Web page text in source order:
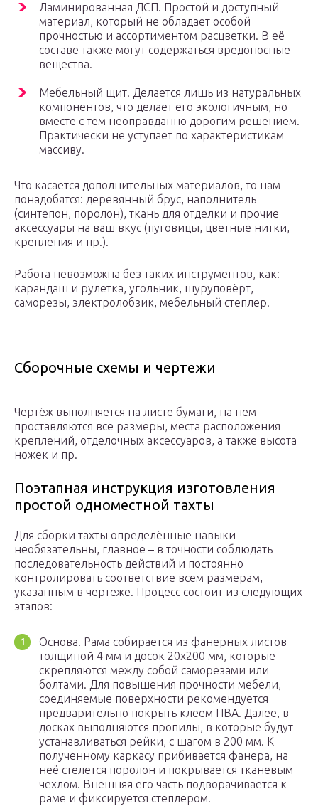
Ламинированная ДСП. Простой и доступный
материал, который не обладает особой
прочностью и ассортиментом расцветки. В её
составе также могут содержаться вредоносные
вещества.
Мебельный щит. Делается лишь из натуральных
компонентов, что делает его экологичным, но
вместе с тем неоправданно дорогим решением.
Практически не уступает по характеристикам
массиву.
Что касается дополнительных материалов, то нам
понадобятся: деревянный брус, наполнитель
(синтепон, поролон), ткань для отделки и прочие
аксессуары на ваш вкус (пуговицы, цветные нитки,
крепления и пр.).
Работа невозможна без таких инструментов, как:
карандаш и рулетка, угольник, шуруповёрт,
саморезы, электролобзик, мебельный степлер.
Сборочные схемы и чертежи
Чертёж выполняется на листе бумаги, на нем
проставляются все размеры, места расположения
креплений, отделочных аксессуаров, а также высота
ножек и пр.
Поэтапная инструкция изготовления
простой одноместной тахты
Для сборки тахты определённые навыки
необязательны, главное – в точности соблюдать
последовательность действий и постоянно
контролировать соответствие всем размерам,
указанным в чертеже. Процесс состоит из следующих
этапов:
Основа. Рама собирается из фанерных листов
толщиной 4 мм и досок 20х200 мм, которые
скрепляются между собой саморезами или
болтами. Для повышения прочности мебели,
соединяемые поверхности рекомендуется
предварительно покрыть клеем ПВА. Далее, в
досках выполняются пропилы, в которые будут
устанавливаться рейки, с шагом в 200 мм. К
полученному каркасу прибивается фанера, на
неё стелется поролон и покрывается тканевым
чехлом. Внешняя его часть подворачивается к
раме и фиксируется степлером.